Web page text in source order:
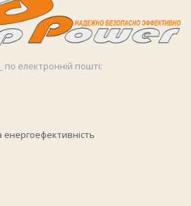
по електронній пошті: